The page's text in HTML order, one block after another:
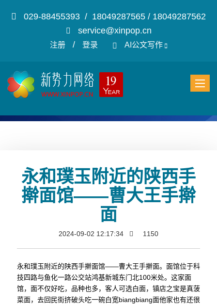
029-88455393 / 18049287565 / 18049287562
service@xinpop.cn
注册/ 登录 AI公文写作
永和璞玉附近的陕西手
擀面馆——曹大王手擀
面
2024-09-02 12:17:34 1150
永和璞玉附近的陕西手擀面馆——曹大王手擀面。面馆位于科
技四路与鱼化一路公交站鸿基新城东门北100米处。这家面
馆，面不仅好吃，品种也多，客人可选白面，镇店之宝是真菠
菜面，去回民街挤破头吃一碗白宽biangbiang面他家也有还很